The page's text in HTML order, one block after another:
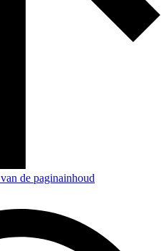
de paginainhoud